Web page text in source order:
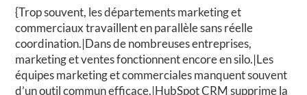
{Trop souvent, les départements marketing et
commerciaux travaillent en parallèle sans réelle
coordination.|Dans de nombreuses entreprises,
marketing et ventes fonctionnent encore en silo.|Les
équipes marketing et commerciales manquent souvent
d’un outil commun efficace.|HubSpot CRM supprime la